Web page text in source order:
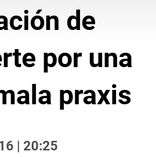
de
por una
praxis
| 20:25